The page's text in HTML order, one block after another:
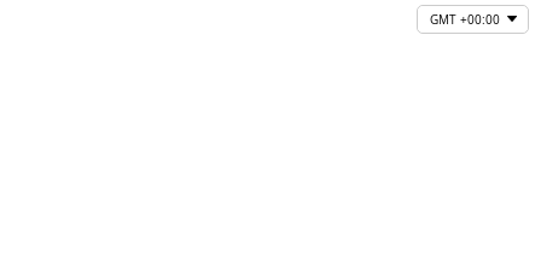
GMT +00:00